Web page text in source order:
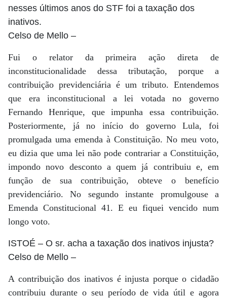
nesses últimos anos do STF foi a taxação dos
inativos.
Celso de Mello –
Fui o relator da primeira ação direta de
inconstitucionalidade dessa tributação, porque a
contribuição previdenciária é um tributo. Entendemos
que era inconstitucional a lei votada no governo
Fernando Henrique, que impunha essa contribuição.
Posteriormente, já no início do governo Lula, foi
promulgada uma emenda à Constituição. No meu voto,
eu dizia que uma lei não pode contrariar a Constituição,
impondo novo desconto a quem já contribuiu e, em
função de sua contribuição, obteve o benefício
previdenciário. No segundo instante promulgouse a
Emenda Constitucional 41. E eu fiquei vencido num
longo voto.
ISTOÉ – O sr. acha a taxação dos inativos injusta?
Celso de Mello –
A contribuição dos inativos é injusta porque o cidadão
contribuiu durante o seu período de vida útil e agora